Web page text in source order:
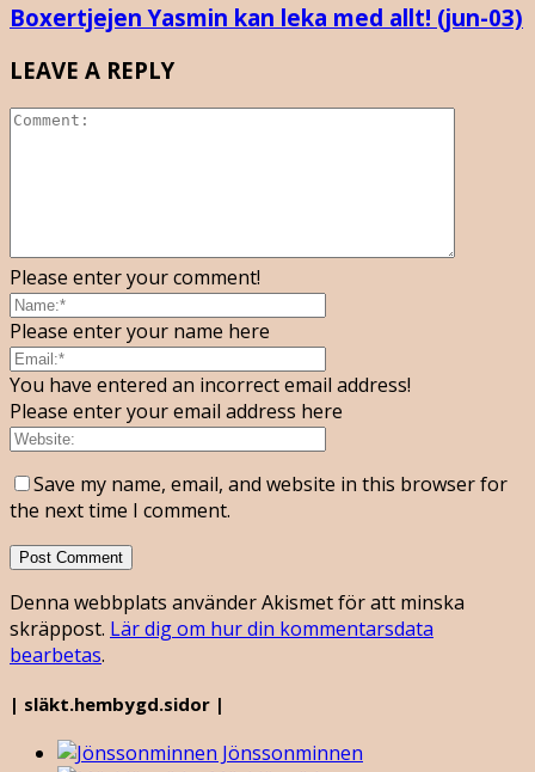
Boxertjejen Yasmin kan leka med allt! (jun-03)
LEAVE A REPLY
Please enter your comment!
Please enter your name here
You have entered an incorrect email address!
Please enter your email address here
Save my name, email, and website in this browser for
the next time I comment.
Denna webbplats använder Akismet för att minska
skräppost. Lär dig om hur din kommentarsdata
bearbetas.
| släkt.hembygd.sidor |
Jönssonminnen